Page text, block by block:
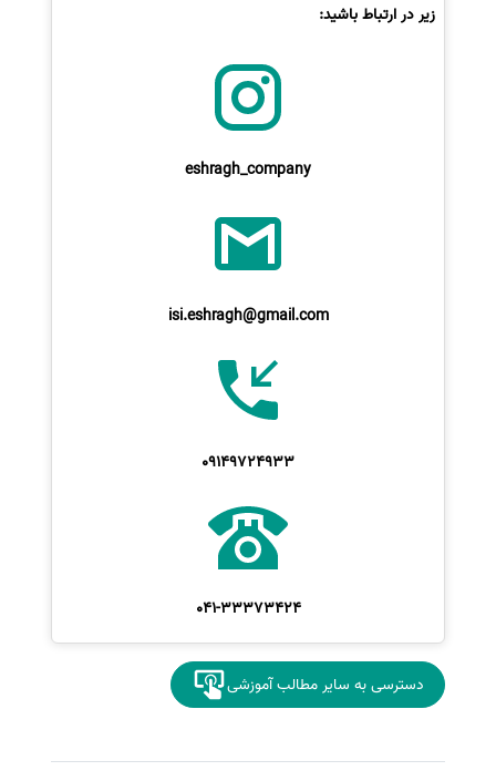
زیر در ارتباط باشید:
eshragh_company
isi.eshragh@gmail.com
09149724933
041-33373424
دسترسی به سایر مطالب آموزشی